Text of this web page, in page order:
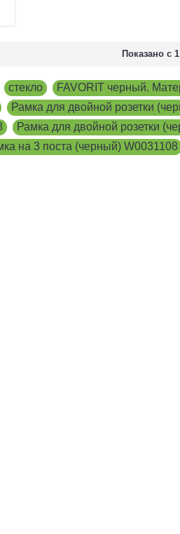
Показано с
стекло FAVORIT черный.
Рамка для двойной розетки
Рамка для двойной розетки
на 3 поста (черный) W0031108